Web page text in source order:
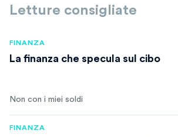
Letture consigliate
FINANZA
La finanza che specula sul cibo
Non con i miei soldi
FINANZA